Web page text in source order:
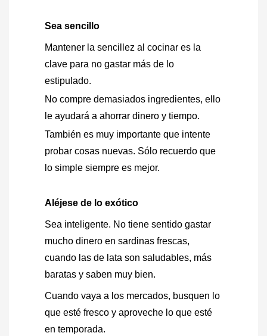
Sea sencillo
Mantener la sencillez al cocinar es la
clave para no gastar más de lo
estipulado.
No compre demasiados ingredientes, ello
le ayudará a ahorrar dinero y tiempo.
También es muy importante que intente
probar cosas nuevas. Sólo recuerdo que
lo simple siempre es mejor.
Aléjese de lo exótico
Sea inteligente. No tiene sentido gastar
mucho dinero en sardinas frescas,
cuando las de lata son saludables, más
baratas y saben muy bien.
Cuando vaya a los mercados, busquen lo
que esté fresco y aproveche lo que esté
en temporada.